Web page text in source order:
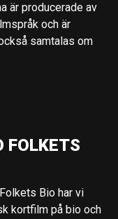
är producerade av
och är
samtalas om
FOLKETS
Bio har vi
kortfilm på bio och